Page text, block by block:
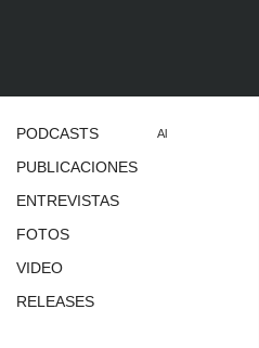
PODCASTS
PUBLICACIONES
ENTREVISTAS
FOTOS
VIDEO
RELEASES
Al